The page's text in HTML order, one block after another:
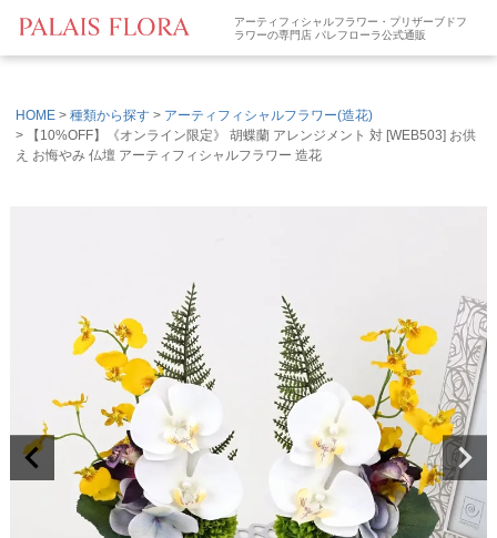
アーティフィシャルフラワー・プリザーブドフ
ラワーの専門店 パレフローラ公式通販
HOME 種類から探す
アーティフィシャルフラワー(造花)
【10%OFF】《オンライン限定》 胡蝶蘭 アレンジメント 対 [WEB503] お供
え お悔やみ 仏壇 アーティフィシャルフラワー 造花